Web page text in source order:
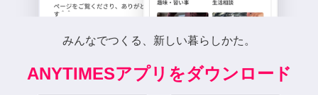
みんなでつくる、新しい暮らしかた。
ANYTIMESアプリをダウンロード